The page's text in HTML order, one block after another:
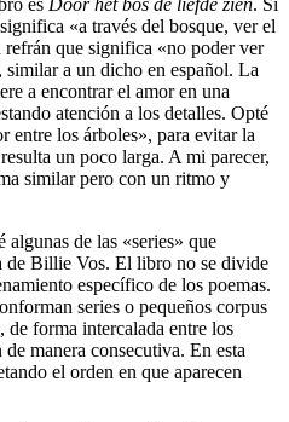
«a través del bosque, ver el
que significa «no poder ver
similar a un dicho en español. La
a encontrar el amor en una
atención a los detalles. Opté
entre los árboles», para evitar la
un poco larga. A mi parecer,
similar pero con un ritmo y
algunas de las «series» que
de Billie Vos. El libro no se divide
específico de los poemas.
series o pequeños corpus
forma intercalada entre los
manera consecutiva. En esta
el orden en que aparecen